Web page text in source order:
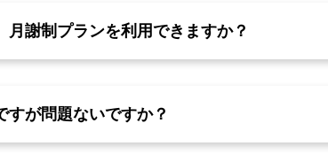
謝制プランを利用できますか？
すが問題ないですか？